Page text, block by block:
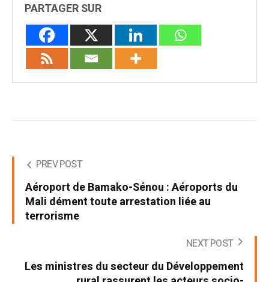
PARTAGER SUR
PREV POST
Aéroport de Bamako-Sénou : Aéroports du
Mali dément toute arrestation liée au
terrorisme
NEXT POST
Les ministres du secteur du Développement